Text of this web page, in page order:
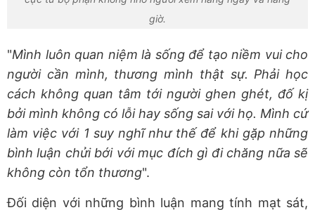
giờ.
"Mình luôn quan niệm là sống để tạo niềm vui cho
người cần mình, thương mình thật sự. Phải học
cách không quan tâm tới người ghen ghét, đố kị
bởi mình không có lỗi hay sống sai với họ. Mình cứ
làm việc với 1 suy nghĩ như thế để khi gặp những
bình luận chửi bới với mục đích gì đi chăng nữa sẽ
không còn tổn thương".
Đối diện với những bình luận mang tính mạt sát,